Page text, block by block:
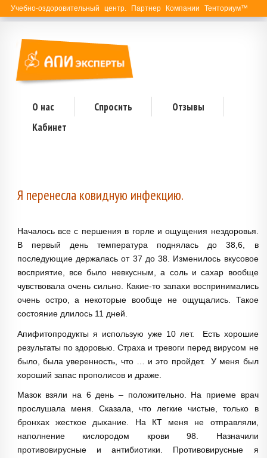
Учебно-оздоровительный центр. Партнер Компании Тенториум™
О нас Спросить
Отзывы
Кабинет
Я перенесла ковидную инфекцию.
Началось все с першения в горле и ощущения нездоровья.
В первый день температура поднялась до 38,6, в
последующие держалась от 37 до 38. Изменилось вкусовое
восприятие, все было невкусным, а соль и сахар вообще
чувствовала очень сильно. Какие-то запахи воспринимались
очень остро, а некоторые вообще не ощущались. Такое
состояние длилось 11 дней.
Апифитопродукты я использую уже 10 лет. Есть хорошие
результаты по здоровью. Страха и тревоги перед вирусом не
было, была уверенность, что … и это пройдет. У меня был
хороший запас прополисов и драже.
Мазок взяли на 6 день – положительно. На приеме врач
прослушала меня. Сказала, что легкие чистые, только в
бронхах жесткое дыхание. На КТ меня не отправляли,
наполнение кислородом крови 98. Назначили
противовирусные и антибиотики. Противовирусные я